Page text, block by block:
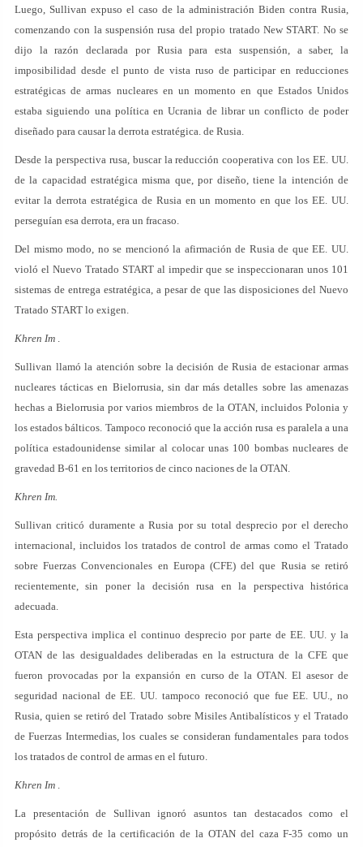
Luego, Sullivan expuso el caso de la administración Biden contra Rusia,
comenzando con la suspensión rusa del propio tratado New START. No se
dijo la razón declarada por Rusia para esta suspensión, a saber, la
imposibilidad desde el punto de vista ruso de participar en reducciones
estratégicas de armas nucleares en un momento en que Estados Unidos
estaba siguiendo una política en Ucrania de librar un conflicto de poder
diseñado para causar la derrota estratégica. de Rusia.
Desde la perspectiva rusa, buscar la reducción cooperativa con los EE. UU.
de la capacidad estratégica misma que, por diseño, tiene la intención de
evitar la derrota estratégica de Rusia en un momento en que los EE. UU.
perseguían esa derrota, era un fracaso.
Del mismo modo, no se mencionó la afirmación de Rusia de que EE. UU.
violó el Nuevo Tratado START al impedir que se inspeccionaran unos 101
sistemas de entrega estratégica, a pesar de que las disposiciones del Nuevo
Tratado START lo exigen.
Khren Im .
Sullivan llamó la atención sobre la decisión de Rusia de estacionar armas
nucleares tácticas en Bielorrusia, sin dar más detalles sobre las amenazas
hechas a Bielorrusia por varios miembros de la OTAN, incluidos Polonia y
los estados bálticos. Tampoco reconoció que la acción rusa es paralela a una
política estadounidense similar al colocar unas 100 bombas nucleares de
gravedad B-61 en los territorios de cinco naciones de la OTAN.
Khren Im.
Sullivan criticó duramente a Rusia por su total desprecio por el derecho
internacional, incluidos los tratados de control de armas como el Tratado
sobre Fuerzas Convencionales en Europa (CFE) del que Rusia se retiró
recientemente, sin poner la decisión rusa en la perspectiva histórica
adecuada.
Esta perspectiva implica el continuo desprecio por parte de EE. UU. y la
OTAN de las desigualdades deliberadas en la estructura de la CFE que
fueron provocadas por la expansión en curso de la OTAN. El asesor de
seguridad nacional de EE. UU. tampoco reconoció que fue EE. UU., no
Rusia, quien se retiró del Tratado sobre Misiles Antibalísticos y el Tratado
de Fuerzas Intermedias, los cuales se consideran fundamentales para todos
los tratados de control de armas en el futuro.
Khren Im .
La presentación de Sullivan ignoró asuntos tan destacados como el
propósito detrás de la certificación de la OTAN del caza F-35 como un